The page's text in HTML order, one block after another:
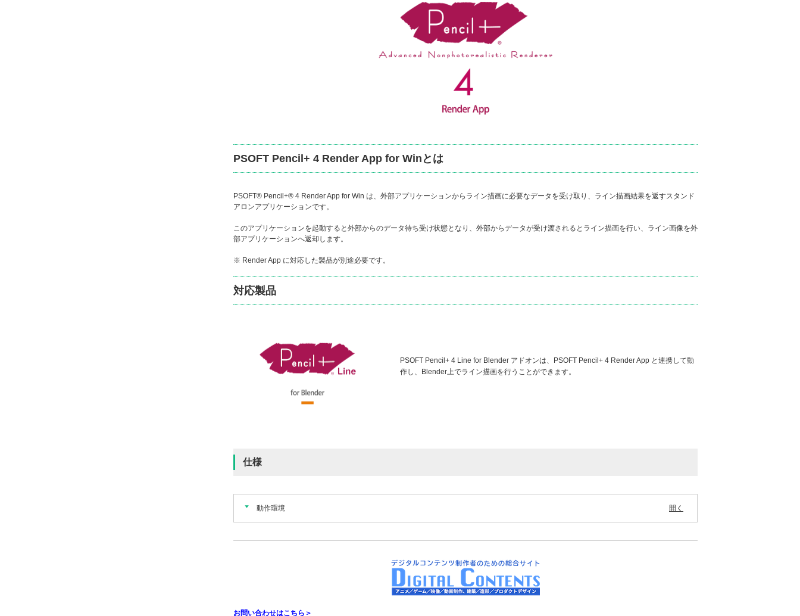
PSOFT Pencil+ 4 Render App for Winとは
PSOFT® Pencil+® 4 Render App for Win は、外部アプリケーションからライン描画に必要なデータを受け取り、ライン描画結果を返すスタンド
アロンアプリケーションです。
このアプリケーションを起動すると外部からのデータ待ち受け状態となり、外部からデータが受け渡されるとライン描画を行い、ライン画像を外
部アプリケーションへ返却します。
※ Render App に対応した製品が別途必要です。
対応製品
PSOFT Pencil+ 4 Line for Blender アドオンは、PSOFT Pencil+ 4 Render App と連携して動
作し、Blender上でライン描画を行うことができます。
仕様
動作環境 開く
お問い合わせはこちら＞